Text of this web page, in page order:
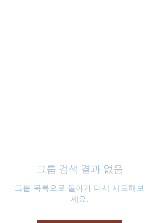
그룹 검색 결과 없음
그룹 목록으로 돌아가 다시 시도해보
세요.